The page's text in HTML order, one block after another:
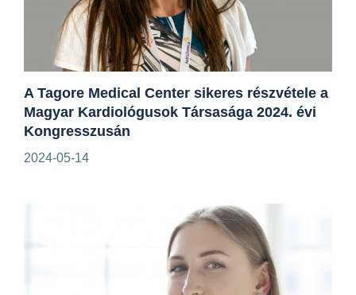
A Tagore Medical Center sikeres részvétele a
Magyar Kardiológusok Társasága 2024. évi
Kongresszusán
2024-05-14